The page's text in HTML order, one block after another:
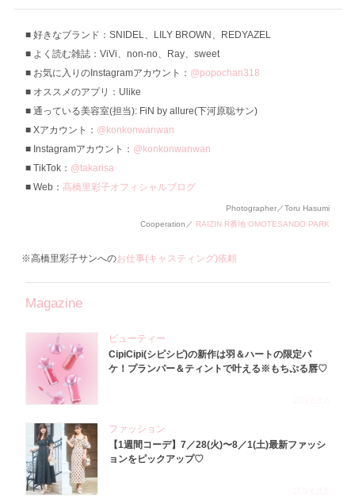
好きなブランド：SNIDEL、LILY BROWN、REDYAZEL
よく読む雑誌：ViVi、non-no、Ray、sweet
お気に入りのInstagramアカウント： @popochan318
オススメのアプリ：Ulike
通っている美容室(担当): FiN by allure(下河原聡サン)
Xアカウント： @konkonwanwan
Instagramアカウント： @konkonwanwan
TikTok： @takarisa
Web： 高橋里彩子オフィシャルブログ
Photographer／Toru Hasumi
Cooperation／ RAIZIN R番地 OMOTESANDO PARK
※高橋里彩子サンへのお仕事(キャスティング)依頼
Magazine
ビューティー
CipiCipi(シピシピ)の新作は羽＆ハートの限定パ
ケ！プランパー＆ティントで叶える※もちぷる唇♡
ファッション
【1週間コーデ】7／28(火)〜8／1(土)最新ファッシ
ョンをピックアップ♡